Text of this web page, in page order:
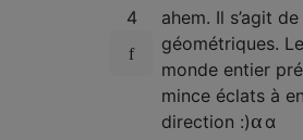
4
ahem. Il s’agit
géométriques.
monde entier
mince éclats à
direction :)α α